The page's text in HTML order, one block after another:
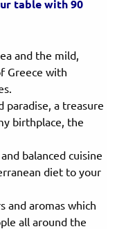
table with 90
and the mild,
Greece with
paradise, a treasure
birthplace, the
balanced cuisine
diet to your
and aromas which
all around the